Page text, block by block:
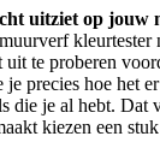
uitziet op jouw
kleurtester
te proberen
precies hoe het
die je al hebt. Dat
kiezen een